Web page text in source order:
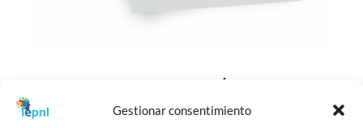
Gestionar consentimiento